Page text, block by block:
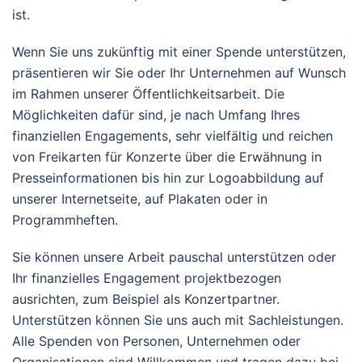
ist.
Wenn Sie uns zukünftig mit einer Spende unterstützen,
präsentieren wir Sie oder Ihr Unternehmen auf Wunsch
im Rahmen unserer Öffentlichkeitsarbeit. Die
Möglichkeiten dafür sind, je nach Umfang Ihres
finanziellen Engagements, sehr vielfältig und reichen
von Freikarten für Konzerte über die Erwähnung in
Presseinformationen bis hin zur Logoabbildung auf
unserer Internetseite, auf Plakaten oder in
Programmheften.
Sie können unsere Arbeit pauschal unterstützen oder
Ihr finanzielles Engagement projektbezogen
ausrichten, zum Beispiel als Konzertpartner.
Unterstützen können Sie uns auch mit Sachleistungen.
Alle Spenden von Personen, Unternehmen oder